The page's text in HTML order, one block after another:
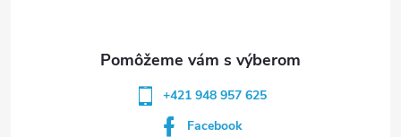
+421 948 957 625
Facebook